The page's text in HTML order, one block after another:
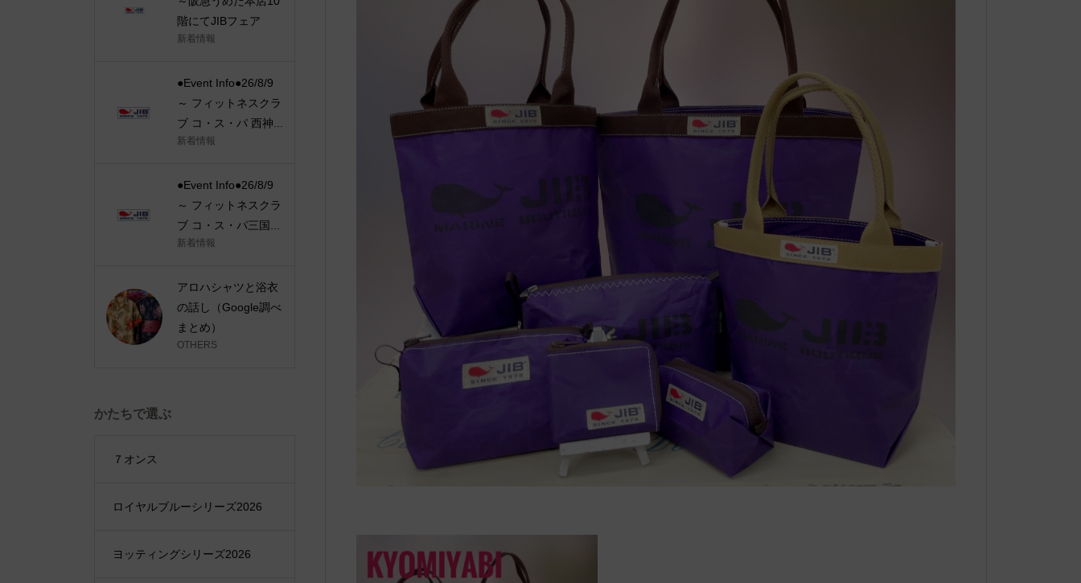
階にてJIBフェア
新着情報
●Event Info●26/8/9
～ フィットネスクラ
ブ コ・ス・パ 西神...
新着情報
●Event Info●26/8/9
～ フィットネスクラ
ブ コ・ス・パ三国...
新着情報
アロハシャツと浴衣
の話し（Google調べ
まとめ）
OTHERS
かたちで選ぶ
７オンス
ロイヤルブルーシリーズ2026
ヨッティングシリーズ2026